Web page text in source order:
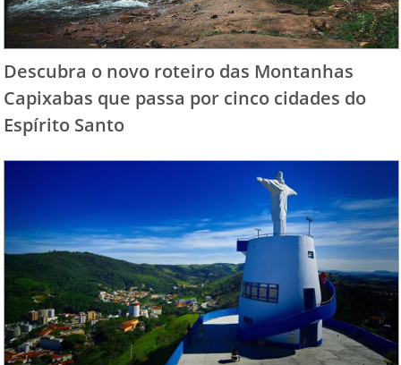
Descubra o novo roteiro das Montanhas
Capixabas que passa por cinco cidades do
Espírito Santo